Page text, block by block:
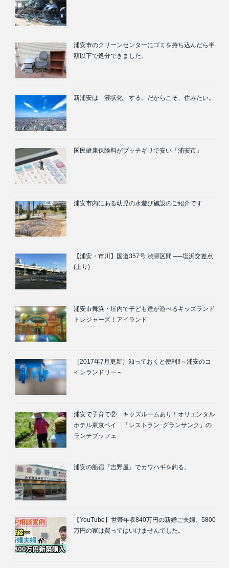
浦安市のクリーンセンターにゴミを持ち込んだら半
額以下で処分できました。
新浦安は「液状化」する。だからこそ、住みたい。
国民健康保険料がブッチギリで安い「浦安市」
浦安市内にある幼児の水遊び施設のご紹介です
【浦安・市川】国道357号 渋滞区間 ──塩浜交差点
(上り)
浦安市舞浜・屋内で子ども達が遊べるキッズランド
トレジャーズ！アイランド
（2017年7月更新）知っておくと便利!!～浦安のコ
インランドリー～
浦安で子育て② キッズルームあり！オリエンタル
ホテル東京ベイ 「レストラン･グランサンク」の
ランチブッフェ
浦安の船宿『吉野屋』でカワハギを釣る。
【YouTube】世帯年収840万円の新婚ご夫婦、5800
万円の家は買ってはいけませんでした。